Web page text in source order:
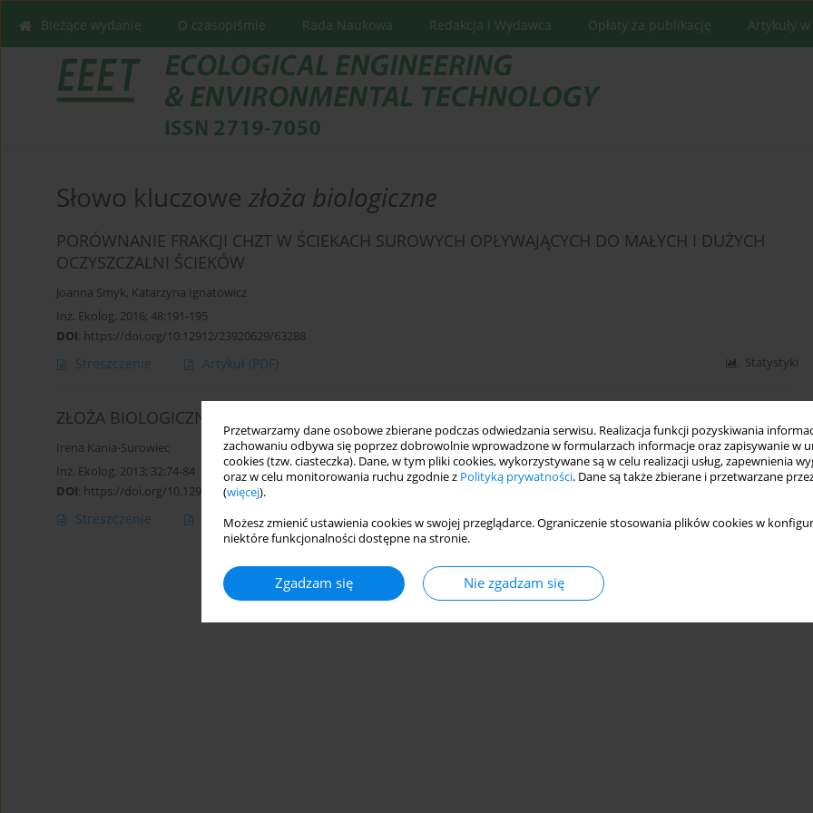
Przetwarzamy dane osobowe zbierane podczas odwiedzania serwisu. Realizacja funkcji pozyskiwania
zachowaniu odbywa się poprzez dobrowolnie wprowadzone w formularzach informacje oraz zapisywanie w
cookies (tzw. ciasteczka). Dane, w tym pliki cookies, wykorzystywane są w celu realizacji usług, zapewnienia
oraz w celu monitorowania ruchu zgodnie z Polityką prywatności. Dane są także zbierane i przetwarzane
(więcej).
Możesz zmienić ustawienia cookies w swojej przeglądarce. Ograniczenie stosowania plików cookies w
niektóre funkcjonalności dostępne na stronie.
Zgadzam się Nie zgadzam się
Bieżące wydanie O czasopiśmie Rada Naukowa Redakcja i Wydawca Opłaty za publikację Artykuły
Słowo kluczowe złoża biologiczne
PORÓWNANIE FRAKCJI CHZT W ŚCIEKACH SUROWYCH OPŁYWAJĄCYCH DO MAŁYCH I DUŻYCH
OCZYSZCZALNI ŚCIEKÓW
Joanna Smyk, Katarzyna Ignatowicz
Inż. Ekolog. 2016; 48:191-195
DOI: https://doi.org/10.12912/23920629/63288
Streszczenie Artykuł (PDF) Statystyki
ZŁOŻA BIOLOGICZNE W OCZYSZCZANIU ŚCIEKÓW Z RECYKLINGU TWORZYW SZTUCZNYCH
Irena Kania-Surowiec
Inż. Ekolog. 2013; 32:74-84
DOI: https://doi.org/10.12912/23920629/369
Streszczenie Artykuł(PDF) Statystyki